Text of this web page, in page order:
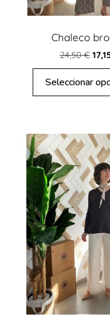
Chaleco
24,50€
Seleccionar